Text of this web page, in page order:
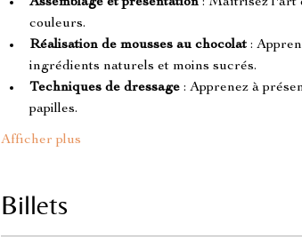
couleurs.
Réalisation de mousses au chocolat :
ingrédients naturels et moins sucrés.
Techniques de dressage : Apprenez à
papilles.
Afficher plus
Billets